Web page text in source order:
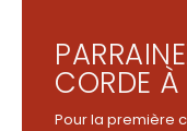
CORDE À
Pour la première